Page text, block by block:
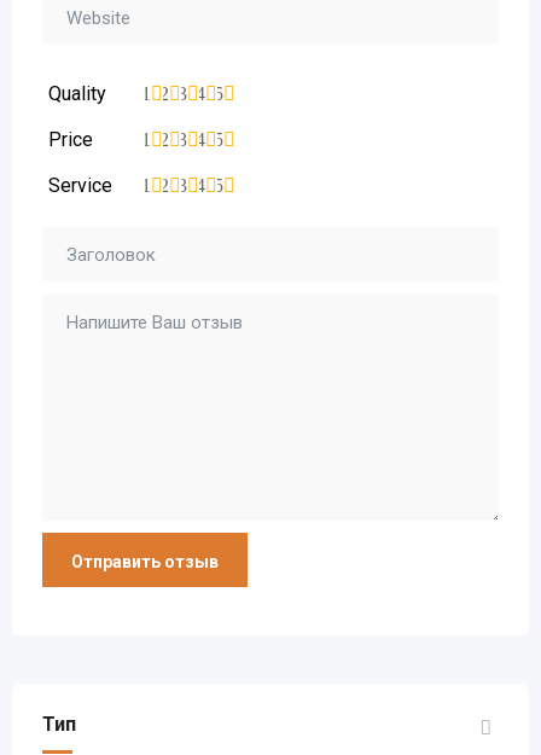
Quality 5
4
3
2
1
Price 5
4
3
2
1
Service 5
4
3
2
1
Тип